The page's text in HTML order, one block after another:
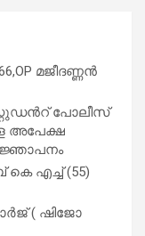
മജീദണ്ണൻ
പോലീസ്
അപേക്ഷ
കെ എച്ച് (55)
( ഷിജോ